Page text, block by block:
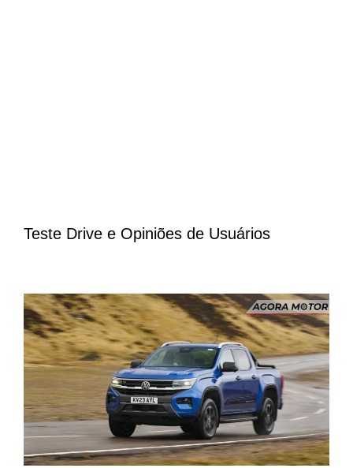
Teste Drive e Opiniões de Usuários